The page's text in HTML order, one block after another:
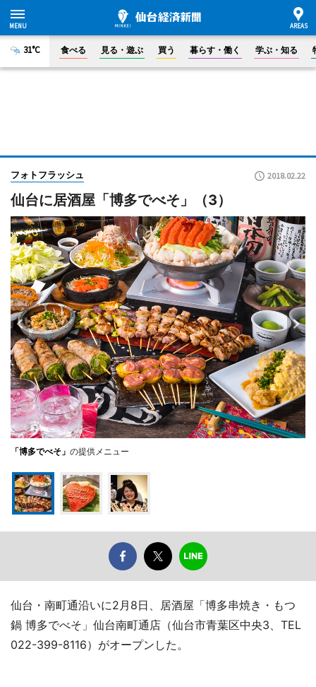
31°C 食べる 見る・遊ぶ 買う 暮らす・働く 学ぶ・知る
フォトフラッシュ 2018.02.22
仙台に居酒屋「博多でべそ」（3）
「博多でべそ」 の提供メニュー
仙台・南町通沿いに2月8日、居酒屋「博多串焼き・もつ
鍋 博多でべそ」仙台南町通店（仙台市青葉区中央3、TEL
022-399-8116）がオープンした。